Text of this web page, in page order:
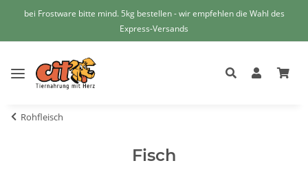
bei Frostware bitte mind. 5kg bestellen - wir empfehlen die Wahl des
Express-Versands
Rohfleisch
Fisch